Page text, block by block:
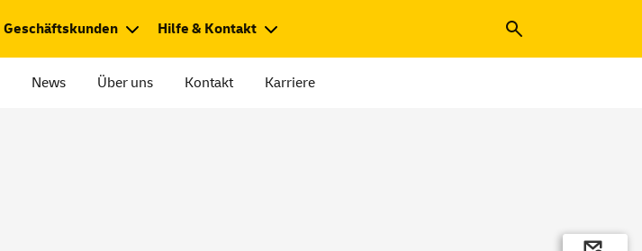
Geschäftskunden Hilfe & Kontakt
News Über uns Kontakt Karriere